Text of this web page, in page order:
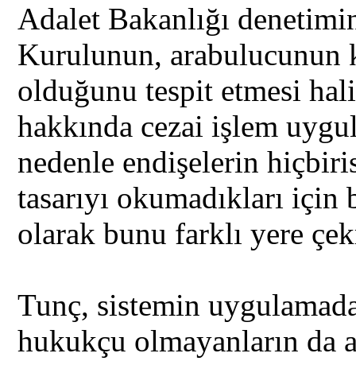
Adalet Bakanlığı
Kurulunun, arabulucunun
olduğunu tespit etmesi
hakkında cezai işlem
nedenle endişelerin
tasarıyı okumadıkları için
olarak bunu farklı yere
Tunç, sistemin
hukukçu olmayanların